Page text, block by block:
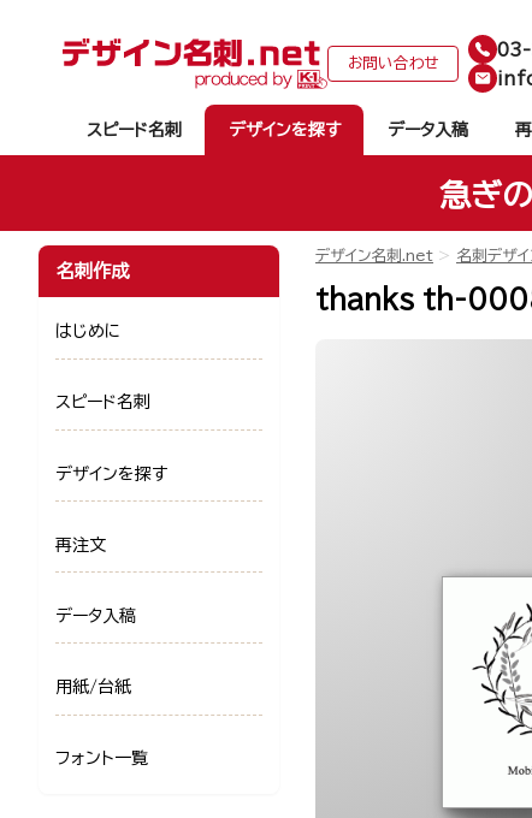
お問い合わせ
スピード名刺 デザインを探す データ入稿
急ぎ
デザイン名刺.net 名刺デザイ
thanks th-
名刺作成
はじめに
スピード名刺
デザインを探す
再注文
データ入稿
用紙/台紙
フォント一覧